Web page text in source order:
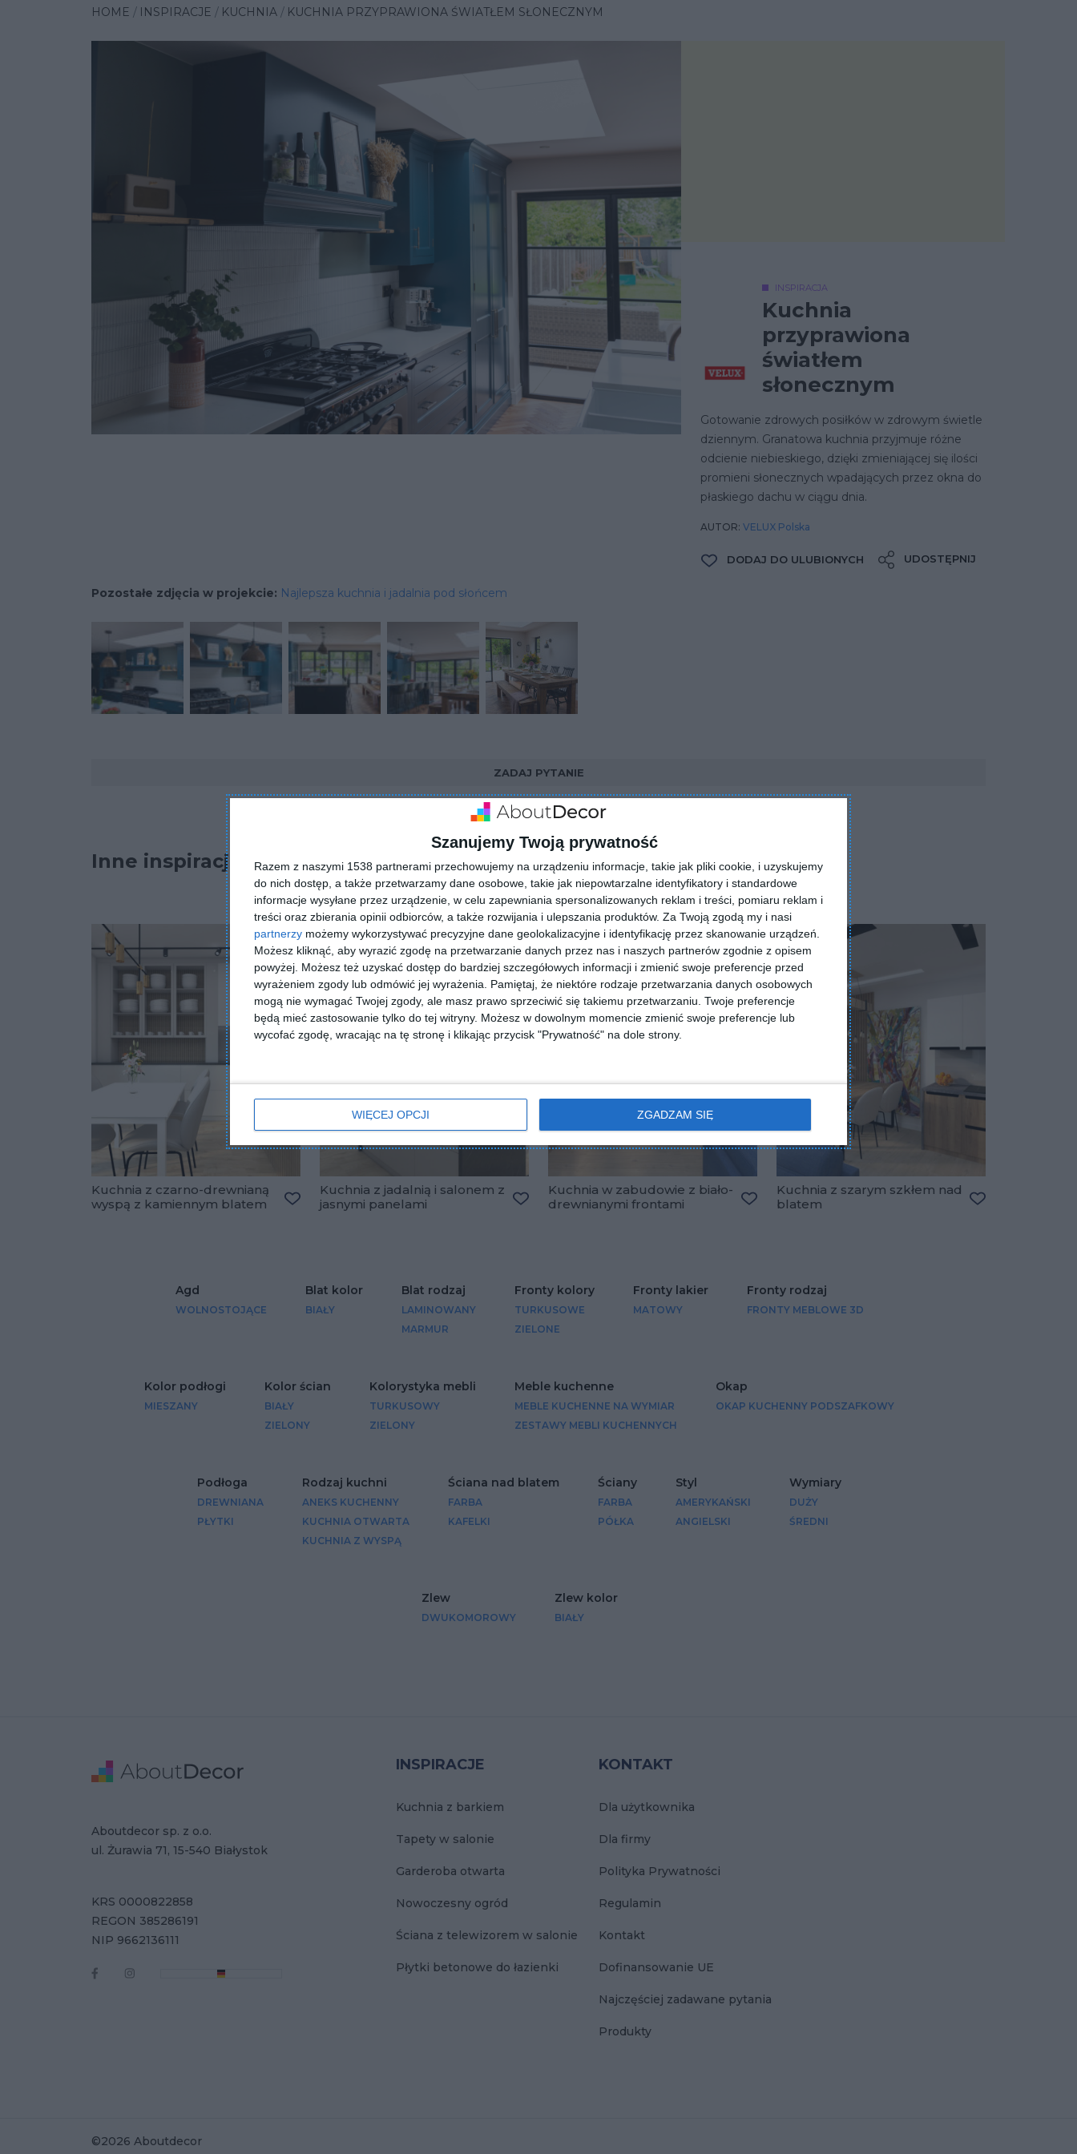
Szanujemy Twoją prywatność
Razem z naszymi 1538 partnerami przechowujemy na urządzeniu informacje, takie jak pliki cookie, i uzyskujemy
do nich dostęp, a także przetwarzamy dane osobowe, takie jak niepowtarzalne identyfikatory i standardowe
informacje wysyłane przez urządzenie, w celu zapewniania spersonalizowanych reklam i treści, pomiaru reklam i
treści oraz zbierania opinii odbiorców, a także rozwijania i ulepszania produktów. Za Twoją zgodą my i nasi
partnerzy możemy wykorzystywać precyzyjne dane geolokalizacyjne i identyfikację przez skanowanie urządzeń.
Możesz kliknąć, aby wyrazić zgodę na przetwarzanie danych przez nas i naszych partnerów zgodnie z opisem
powyżej. Możesz też uzyskać dostęp do bardziej szczegółowych informacji i zmienić swoje preferencje przed
wyrażeniem zgody lub odmówić jej wyrażenia.
Pamiętaj, że niektóre rodzaje przetwarzania danych osobowych
mogą nie wymagać Twojej zgody, ale masz prawo sprzeciwić się takiemu przetwarzaniu. Twoje preferencje
będą mieć zastosowanie tylko do tej witryny. Możesz w dowolnym momencie zmienić swoje preferencje lub
wycofać zgodę, wracając na tę stronę i klikając przycisk "Prywatność" na dole strony.
WIĘCEJ OPCJI ZGADZAM SIĘ
HOME INSPIRACJE KUCHNIA KUCHNIA PRZYPRAWIONA ŚWIATŁEM SŁONECZNYM
INSPIRACJA
Kuchnia
przyprawiona
światłem
słonecznym
Gotowanie zdrowych posiłków w zdrowym świetle
dziennym. Granatowa kuchnia przyjmuje różne
odcienie niebieskiego, dzięki zmieniającej się ilości
promieni słonecznych wpadających przez okna do
płaskiego dachu w ciągu dnia.
AUTOR: VELUX Polska
DODAJ DO ULUBIONYCH UDOSTĘPNIJ
Pozostałe zdjęcia w projekcie: Najlepsza kuchnia i jadalnia pod słońcem
ZADAJ PYTANIE
Inne inspiracje
Kuchnia z czarno-drewnianą
wyspą z kamiennym blatem
Kuchnia z jadalnią i salonem z
jasnymi panelami
Kuchnia w zabudowie z biało-
drewnianymi frontami
Kuchnia z szarym szkłem nad
blatem
Agd
WOLNOSTOJĄCE
Blat kolor
BIAŁY
Blat rodzaj
LAMINOWANY
MARMUR
Fronty kolory
TURKUSOWE
ZIELONE
Fronty lakier
MATOWY
Fronty rodzaj
FRONTY MEBLOWE 3D
Kolor podłogi
MIESZANY
Kolor ścian
BIAŁY
ZIELONY
Kolorystyka mebli
TURKUSOWY
ZIELONY
Meble kuchenne
MEBLE KUCHENNE NA WYMIAR
ZESTAWY MEBLI KUCHENNYCH
Okap
OKAP KUCHENNY PODSZAFKOWY
Podłoga
DREWNIANA
PŁYTKI
Rodzaj kuchni
ANEKS KUCHENNY
KUCHNIA OTWARTA
KUCHNIA Z WYSPĄ
Ściana nad blatem
FARBA
KAFELKI
Ściany
FARBA
PÓŁKA
Styl
AMERYKAŃSKI
ANGIELSKI
Wymiary
DUŻY
ŚREDNI
Zlew
DWUKOMOROWY
Zlew kolor
BIAŁY
INSPIRACJE
Kuchnia z barkiem
Tapety w salonie
Garderoba otwarta
Nowoczesny ogród
Ściana z telewizorem w salonie
Płytki betonowe do łazienki
KONTAKT
Dla użytkownika
Dla firmy
Polityka Prywatności
Regulamin
Kontakt
Dofinansowanie UE
Najczęściej zadawane pytania
Produkty
Adres
Aboutdecor sp. z o.o.
ul. Żurawia 71, 15-540 Białystok
Dane Firmy
KRS 0000822858
REGON 385286191
NIP 9662136111
©2026 Aboutdecor